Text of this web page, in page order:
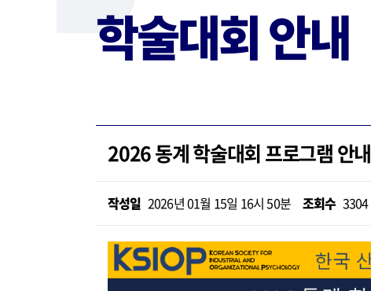
학술대회 안내
2026 동계 학술대회 프로그램 안내
작성일 2026년 01월 15일 16시 50분 조회수 3304